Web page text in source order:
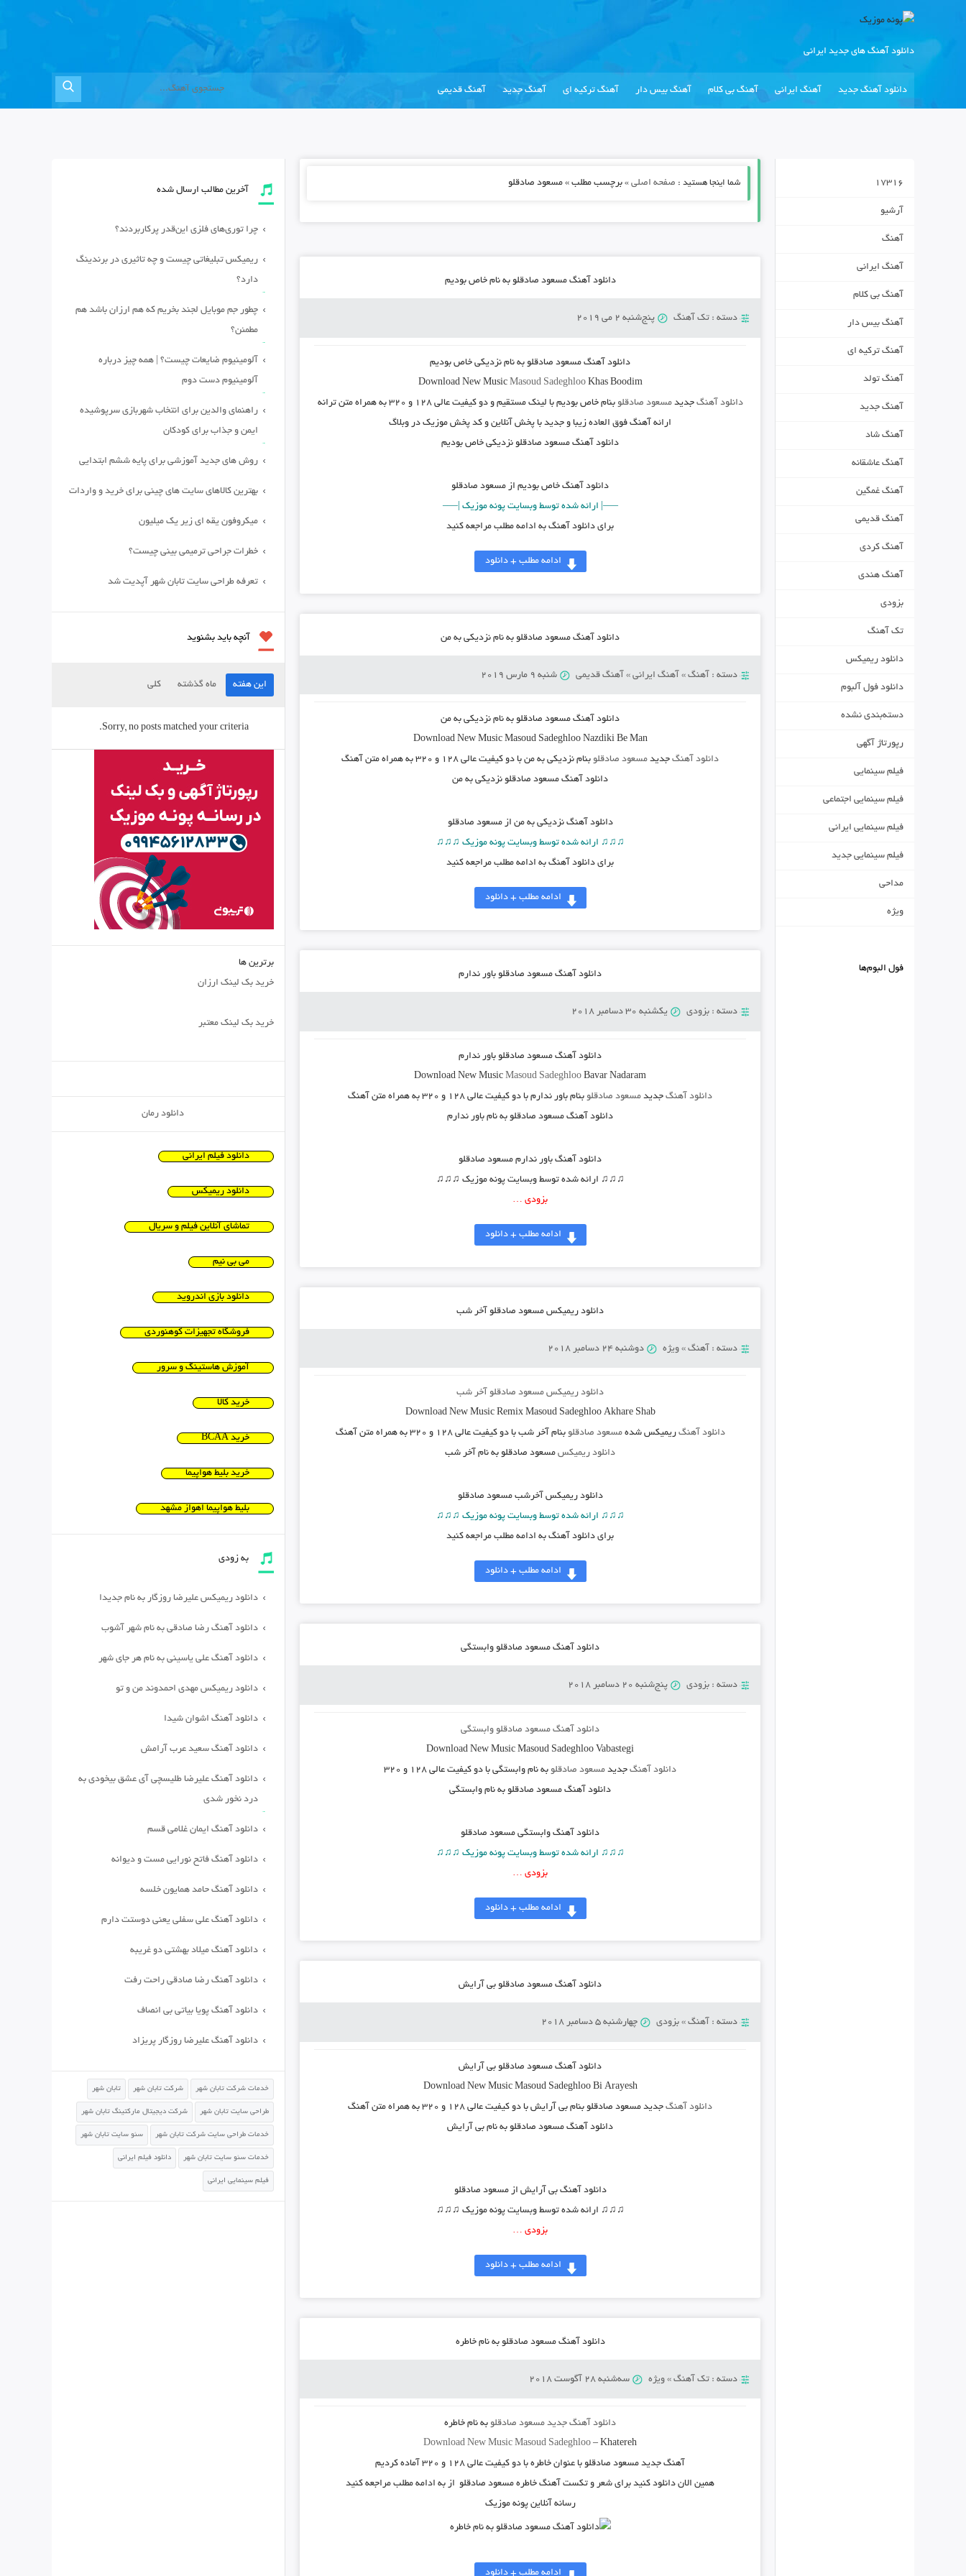
دانلود آهنگ های جدید ایرانی
دانلود آهنگ جدید آهنگ ایرانی آهنگ بی کلام آهنگ بیس دار آهنگ ترکیه ای آهنگ جدید آهنگ قدیمی
شما اینجا هستید : صفحه اصلی» برچسب مطلب » مسعود صادقلو
دانلود آهنگ مسعود صادقلو به نام خاص بودیم
دسته : تک آهنگ پنج‌شنبه 2 می 2019
دانلود آهنگ مسعود صادقلو به نام نزدیکی خاص بودیم
Download New Music Masoud SadeghlooKhas Boodim
دانلود آهنگ جدیدمسعود صادقلو بنامخاص بودیمبا لینک مستقیم و دو کیفیت عالی ۱۲۸ و ۳۲۰ به همراه متن ترانه
ارائه آهنگ فوق العاده زیبا و جدید با پخش آنلاین و کد پخش موزیک در وبلاگ
دانلود آهنگ مسعود صادقلو نزدیکی خاص بودیم
دانلود آهنگ خاص بودیم از مسعود صادقلو
—–| ارائه شده توسط وبسایت پونه موزیک |—–
برای دانلود آهنگ به ادامه مطلب مراجعه کنید
ادامه مطلب + دانلود
دانلود آهنگ مسعود صادقلو به نام نزدیکی به من
دسته : آهنگ» آهنگ ایرانی» آهنگ قدیمی شنبه 9 مارس 2019
دانلود آهنگ مسعود صادقلو به نام نزدیکی به من
Download New Music Masoud Sadeghloo Nazdiki Be Man
دانلود آهنگجدید مسعود صادقلو بنام نزدیکی به من با دو کیفیت عالی ۱۲۸ و ۳۲۰ به همراه متن آهنگ
دانلود آهنگ مسعود صادقلو نزدیکی به من
دانلود آهنگ نزدیکی به من از مسعود صادقلو
♫♫♫ ارائه شده توسط وبسایت پونه موزیک ♫♫♫
برای دانلود آهنگ به ادامه مطلب مراجعه کنید
ادامه مطلب + دانلود
دانلود آهنگ مسعود صادقلو باور ندارم
دسته : بزودی یکشنبه 30 دسامبر 2018
دانلود آهنگ مسعود صادقلو باور ندارم
Download New MusicMasoud Sadeghloo Bavar Nadaram
دانلود آهنگجدید مسعود صادقلو بنام باور ندارم با دو کیفیت عالی ۱۲۸ و ۳۲۰ به همراه متن آهنگ
دانلود آهنگ مسعود صادقلو به نام باور ندارم
دانلود آهنگباور ندارم مسعود صادقلو
♫♫♫ ارائه شده توسط وبسایت پونه موزیک ♫♫♫
بزودی …
ادامه مطلب + دانلود
دانلود ریمیکس مسعود صادقلو آخر شب
دسته : آهنگ» ویژه دوشنبه 24 دسامبر 2018
دانلود ریمیکس مسعود صادقلو آخر شب
Download New MusicRemix Masoud Sadeghloo Akhare Shab
دانلود آهنگ ریمیکس شدهمسعود صادقلو بنام آخر شببا دو کیفیت عالی ۱۲۸ و ۳۲۰ به همراه متن آهنگ
دانلود ریمیکسمسعود صادقلو به نام آخر شب
دانلودریمیکس آخرشب مسعود صادقلو
♫♫♫ ارائه شده توسط وبسایت پونه موزیک ♫♫♫
برای دانلود آهنگ به ادامه مطلب مراجعه کنید
ادامه مطلب + دانلود
دانلود آهنگ مسعود صادقلو وابستگی
دسته : بزودی پنج‌شنبه 20 دسامبر 2018
دانلود آهنگ مسعود صادقلو وابستگی
Download New Music Masoud Sadeghloo Vabastegi
دانلود آهنگجدید مسعود صادقلو به نام وابستگی با دو کیفیت عالی ۱۲۸ و ۳۲۰
دانلود آهنگ مسعود صادقلو به نام وابستگی
دانلود آهنگوابستگی مسعود صادقلو
♫♫♫ ارائه شده توسط وبسایت پونه موزیک ♫♫♫
بزودی …
ادامه مطلب + دانلود
دانلود آهنگ مسعود صادقلو بی آرایش
دسته : آهنگ» بزودی چهارشنبه 5 دسامبر 2018
دانلود آهنگ مسعود صادقلو بی آرایش
Download New MusicMasoud Sadeghloo Bi Arayesh
دانلود آهنگجدید مسعود صادقلو بنام بی آرایش با دو کیفیت عالی ۱۲۸ و ۳۲۰ به همراه متن آهنگ
دانلود آهنگ مسعود صادقلو به نام بی آرایش
دانلود آهنگ بی آرایش از مسعود صادقلو
♫♫♫ ارائه شده توسط وبسایت پونه موزیک ♫♫♫
بزودی …
ادامه مطلب + دانلود
دانلود آهنگ مسعود صادقلو به نام خاطره
دسته : تک آهنگ» ویژه سه‌شنبه 28 آگوست 2018
دانلود آهنگ جدید مسعود صادقلو به نام خاطره
Download New Music Masoud Sadeghloo –Khatereh
آهنگ جدید مسعود صادقلو با عنوان خاطرهبا دو کیفیت عالی ۱۲۸ و ۳۲۰ آماده کردیم
همین الان دانلود کنید برای شعر و تکست آهنگ خاطره مسعود صادقلو از به ادامه مطلب مراجعه کنید
رسانه آنلاین پونه موزیک
ادامه مطلب + دانلود
17316
آرشیو
آهنگ
آهنگ ایرانی
آهنگ بی کلام
آهنگ بیس دار
آهنگ ترکیه ای
آهنگ تولد
آهنگ جدید
آهنگ شاد
آهنگ عاشقانه
آهنگ غمگین
آهنگ قدیمی
آهنگ کردی
آهنگ هندی
بزودی
تک آهنگ
دانلود ریمیکس
دانلود فول آلبوم
دسته‌بندی نشده
رپورتاژ آگهی
فیلم سینمایی
فیلم سینمایی اجتماعی
فیلم سینمایی ایرانی
فیلم سینمایی جدید
مداحی
ویژه
فول البوم‌ها
آخرین مطالب ارسال شده
چرا توری‌های فلزی این‌قدر پرکاربردند؟
ریمیکس تبلیغاتی چیست و چه تاثیری در برندینگ
دارد؟
چطور جم موبایل لجند بخریم که هم ارزان باشد هم
مطمئن؟
آلومینیوم ضایعات چیست؟ | همه چیز درباره
آلومینیوم دست دوم
راهنمای والدین برای انتخاب شهربازی سرپوشیده
ایمن و جذاب برای کودکان
روش های جدید آموزشی برای پایه ششم ابتدایی
بهترین کالاهای سایت های چینی برای خرید و واردات
میکروفون یقه ای زیر یک میلیون
خطرات جراحی ترمیمی بینی چیست؟
تعرفه طراحی سایت تابان شهر آپدیت شد
آنچه باید بشنوید
این هفته ماه گذشته کلی
Sorry, no posts matched your criteria.
برترین ها
خرید بک لینک ارزان
خرید بک لینک معتبر
دانلود رمان
دانلود فیلم ایرانی
دانلود ریمیکس
تماشای آنلاین فیلم و سریال
می بی نیم
دانلود بازی اندروید
فروشگاه تجهیزات کوهنوردی
آموزش هاستینگ و سرور
خرید کالا
خرید BCAA
خرید بلیط هواپیما
بلیط هواپیما اهواز مشهد
به زودی
دانلود ریمیکس علیرضا روزگار به نام جدیدا
دانلود آهنگ رضا صادقی به نام شهر آشوب
دانلود آهنگ علی یاسینی به نام هر جای شهر
دانلود ریمیکس مهدی احمدوند من و تو
دانلود آهنگ اشوان شیدا
دانلود آهنگ سعید عرب آرامش
دانلود آهنگ علیرضا طلیسچی آی عشق بیخودی به
درد نخور شدی
دانلود آهنگ ایمان غلامی قسم
دانلود آهنگ فاتح نورایی مست و دیوانه
دانلود آهنگ حامد همایون خلسه
دانلود آهنگ علی سفلی یعنی دوستت دارم
دانلود آهنگ میلاد بهشتی دو غریبه
دانلود آهنگ رضا صادقی راحت رفت
دانلود آهنگ پویا بیاتی بی انصاف
دانلود آهنگ علیرضا روزگار پریزاد
خدمات شرکت تابان شهر شرکت تابان شهر تابان شهر
طراحی سایت تابان شهر شرکت دیجیتال مارکتینگ تابان شهر
خدمات طراحی سایت شرکت تابان شهر سئو سایت تابان شهر
خدمات سئو سایت تابان شهر دانلود فیلم ایرانی
فیلم سینمایی ایرانی